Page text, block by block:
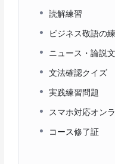
読解練習
ビジネス敬語の
ニュース・論説
文法確認クイズ
実践練習問題
スマホ対応オン
コース修了証